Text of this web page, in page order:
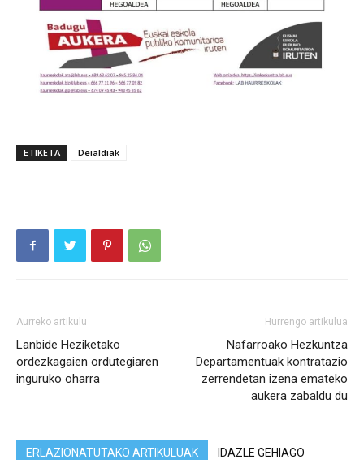
ETIKETA Deialdiak
Aurreko artikulu
Lanbide Heziketako
ordezkagaien ordutegiaren
inguruko oharra
Hurrengo artikulua
Nafarroako Hezkuntza
Departamentuak kontratazio
zerrendetan izena emateko
aukera zabaldu du
ERLAZIONATUTAKO ARTIKULUAK IDAZLE GEHIAGO